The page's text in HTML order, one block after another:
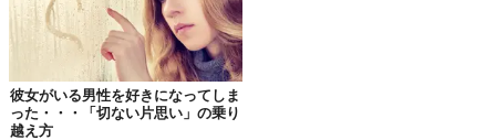
一方的に片思いをしていると、空想ばかりが頭の中に広がりま
す。
彼女がいる男性を好きになってしま
った・・・「切ない片思い」の乗り
越え方